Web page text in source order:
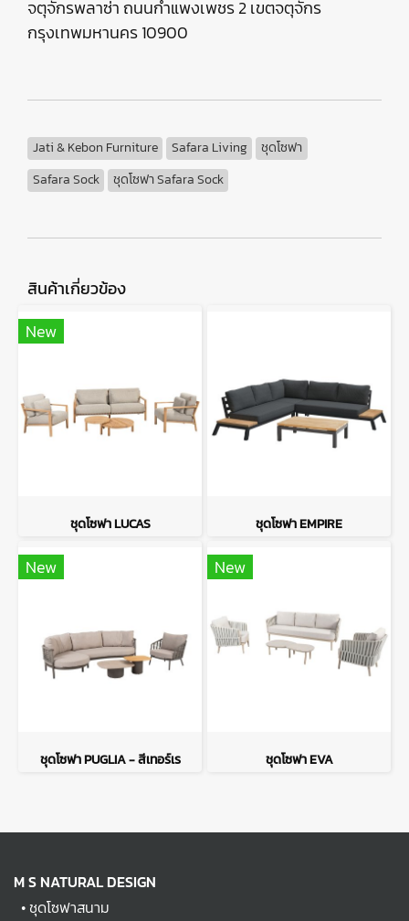
จตุจักรพลาซ่า ถนนกำแพงเพชร 2 เขตจตุจักร
กรุงเทพมหานคร 10900
Jati & Kebon Furniture Safara Living
ชุดโซฟา
Safara Sock
ชุดโซฟา Safara Sock
สินค้าเกี่ยวข้อง
New
ชุดโซฟา LUCAS ชุดโซฟา EMPIRE
New
ชุดโซฟา PUGLIA - สีเทอร์เร
New
ชุดโซฟา EVA
M S NATURAL DESIGN
•ชุดโซฟาสนาม